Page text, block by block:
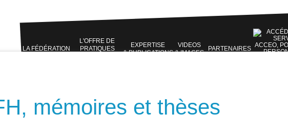
LA FÉDÉRATION
L'OFFRE DE
PRATIQUES
EXPERTISE
& PUBLICATIONS
VIDEOS
& IMAGES
PARTENAIRES
mémoires et thèses